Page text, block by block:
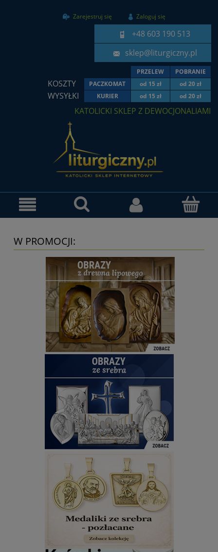
Zarejestruj się Zaloguj się
+48 603 190 513
sklep@liturgiczny.pl
PRZELEW POBRANIE
KOSZTY PACZKOMAT od 15 zł od 20 zł
WYSYŁKI KURIER od 15 zł od 20 zł
KATOLICKI SKLEP Z DEWOCJONALIAMI
W PROMOCJI: